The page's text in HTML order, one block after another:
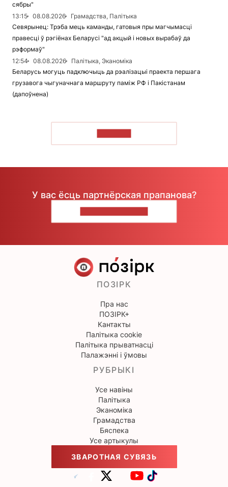
сябры"
13:15
08.08.2026
Грамадства, Палітыка
Севярынец: Трэба мець каманды, гатовыя пры магчымасці
правесці ў рэгіёнах Беларусі "ад акцый і новых вырабаў да
рэформаў"
12:54
08.08.2026
Палітыка, Эканоміка
Беларусь могуць падключыць да рэалізацыі праекта першага
грузавога чыгуначнага маршруту паміж РФ і Пакістанам
(дапоўнена)
У вас ёсць партнёрская прапанова?
ПОЗІРК
Пра нас
ПОЗІРК+
Кантакты
Палітыка cookie
Палітыка прыватнасці
Палажэнні і ўмовы
РУБРЫКІ
Усе навіны
Палітыка
Эканоміка
Грамадства
Бяспека
Усе артыкулы
ЗВАРОТНАЯ СУВЯЗЬ